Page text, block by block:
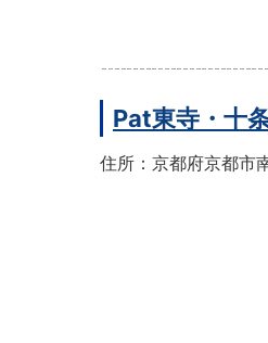
Pat東寺・十
住所：京都府京都市